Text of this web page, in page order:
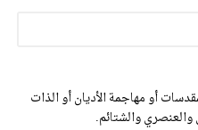
أو مهاجمة الأديان أو الذات
والعنصري والشتائم.